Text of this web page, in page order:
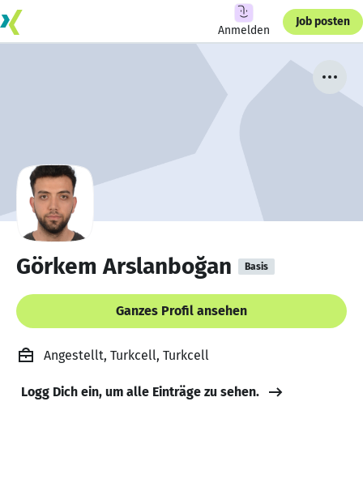
Anmelden
Job posten
Görkem Arslanboğan Basis
Ganzes Profil ansehen
Angestellt, Turkcell, Turkcell
Logg Dich ein, um alle Einträge zu sehen.